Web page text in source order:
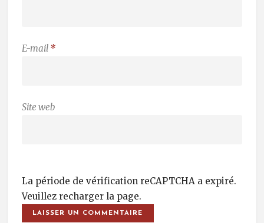
E-mail *
Site web
La période de vérification reCAPTCHA a expiré.
Veuillez recharger la page.